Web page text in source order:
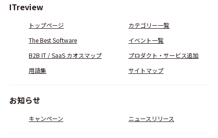
ITreview
トップページ
カテゴリー一覧
The Best Software
イベント一覧
B2B IT / SaaS カオスマップ
プロダクト・サービス追加
用語集
サイトマップ
お知らせ
キャンペーン ニュースリリース